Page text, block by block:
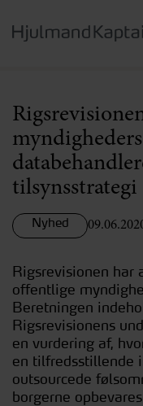
hovedindhold
tilsynsstrategi
Nyhed
Rigsrevisionen har
offentlige
Beretningen
Rigsrevisionens
en vurdering af,
en tilfredsstillende
outsourcede
borgerne